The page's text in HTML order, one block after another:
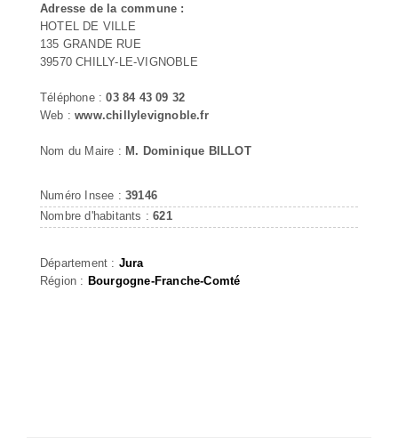
Adresse de la commune :
HOTEL DE VILLE
135 GRANDE RUE
39570 CHILLY-LE-VIGNOBLE
Téléphone :03 84 43 09 32
Web :www.chillylevignoble.fr
Nom du Maire : M. Dominique BILLOT
Numéro Insee : 39146
Nombre d'habitants :621
Département : Jura
Région : Bourgogne-Franche-Comté